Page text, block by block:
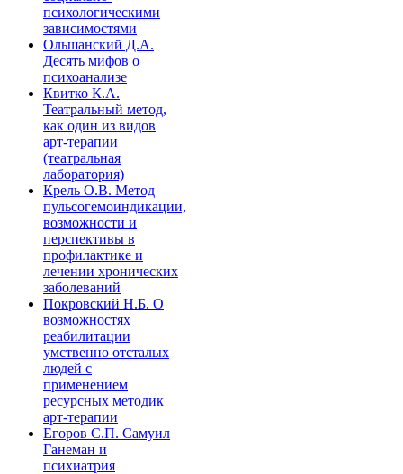
психологическими
зависимостями
Ольшанский Д.А.
Десять мифов о
психоанализе
Квитко К.А.
Театральный метод,
как один из видов
арт-терапии
(театральная
лаборатория)
Крель О.В. Метод
пульсогемоиндикации,
возможности и
перспективы в
профилактике и
лечении хронических
заболеваний
Покровский Н.Б. О
возможностях
реабилитации
умственно отсталых
людей с
применением
ресурсных методик
арт-терапии
Егоров С.П. Самуил
Ганеман и
психиатрия